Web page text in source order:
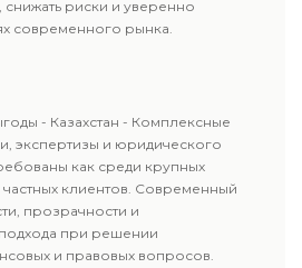
риски и уверенно
современного рынка.
- Казахстан - Комплексные
экспертизы и юридического
как среди крупных
клиентов. Современный
прозрачности и
при решении
и правовых вопросов.